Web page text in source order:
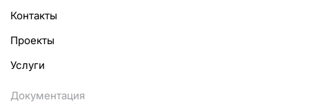
Контакты
Проекты
Услуги
Документация